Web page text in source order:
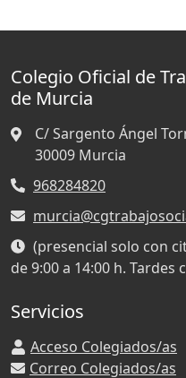
Colegio Oficial de
de Murcia
C/ Sargento Ángel
30009 Murcia
968284820
(presencial solo con
de 9:00 a 14:00 h.
Servicios
Acceso Colegiados/as
Correo Colegiados/as